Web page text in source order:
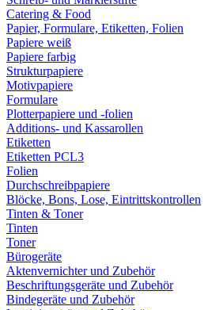
Catering & Food
Papier, Formulare, Etiketten, Folien
Papiere weiß
Papiere farbig
Strukturpapiere
Motivpapiere
Formulare
Plotterpapiere und -folien
Additions- und Kassarollen
Etiketten
Etiketten PCL3
Folien
Durchschreibpapiere
Blöcke, Bons, Lose, Eintrittskontrollen
Tinten & Toner
Tinten
Toner
Bürogeräte
Aktenvernichter und Zubehör
Beschriftungsgeräte und Zubehör
Bindegeräte und Zubehör